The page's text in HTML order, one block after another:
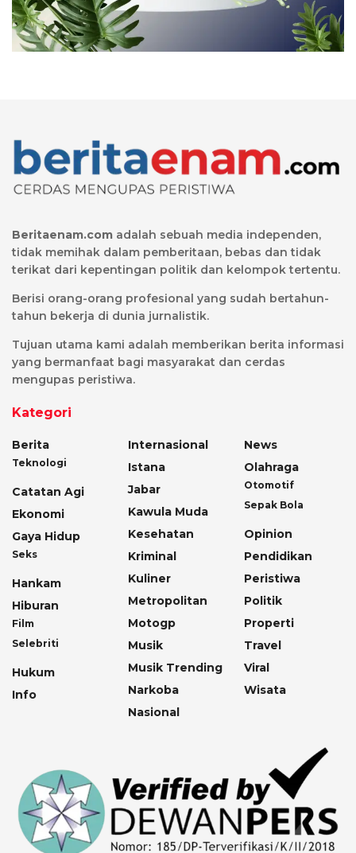
Beritaenam.com adalah sebuah media independen,
tidak memihak dalam pemberitaan, bebas dan tidak
terikat dari kepentingan politik dan kelompok tertentu.
Berisi orang-orang profesional yang sudah bertahun-
tahun bekerja di dunia jurnalistik.
Tujuan utama kami adalah memberikan berita informasi
yang bermanfaat bagi masyarakat dan cerdas
mengupas peristiwa.
Kategori
Berita
Teknologi
Catatan Agi
Ekonomi
Gaya Hidup
Seks
Hankam
Hiburan
Film
Selebriti
Hukum
Info
Internasional
Istana
Jabar
Kawula Muda
Kesehatan
Kriminal
Kuliner
Metropolitan
Motogp
Musik
Musik Trending
Narkoba
Nasional
News
Olahraga
Otomotif
Sepak Bola
Opinion
Pendidikan
Peristiwa
Politik
Properti
Travel
Viral
Wisata